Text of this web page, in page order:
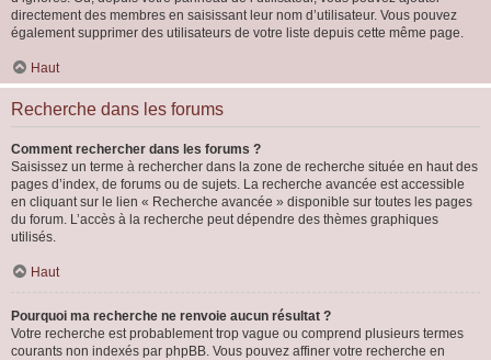
directement des membres en saisissant leur nom d’utilisateur. Vous pouvez
également supprimer des utilisateurs de votre liste depuis cette même page.
Haut
Recherche dans les forums
Comment rechercher dans les forums ?
Saisissez un terme à rechercher dans la zone de recherche située en haut des
pages d’index, de forums ou de sujets. La recherche avancée est accessible
en cliquant sur le lien « Recherche avancée » disponible sur toutes les pages
du forum. L’accès à la recherche peut dépendre des thèmes graphiques
utilisés.
Haut
Pourquoi ma recherche ne renvoie aucun résultat ?
Votre recherche est probablement trop vague ou comprend plusieurs termes
courants non indexés par phpBB. Vous pouvez affiner votre recherche en